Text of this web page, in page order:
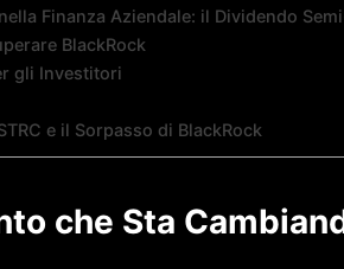
Finanza Aziendale: il Dividendo
BlackRock
gli Investitori
e il Sorpasso di BlackRock
che Sta